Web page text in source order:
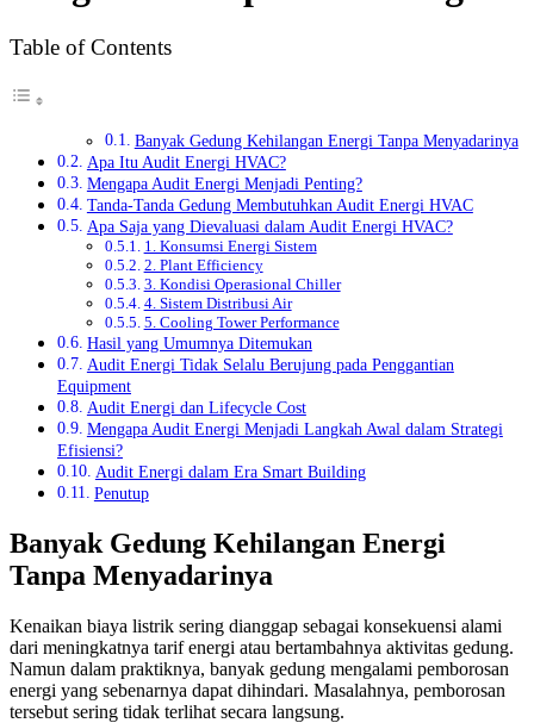
Table of Contents
Banyak Gedung Kehilangan Energi Tanpa Menyadarinya
Apa Itu Audit Energi HVAC?
Mengapa Audit Energi Menjadi Penting?
Tanda-Tanda Gedung Membutuhkan Audit Energi HVAC
Apa Saja yang Dievaluasi dalam Audit Energi HVAC?
1. Konsumsi Energi Sistem
2. Plant Efficiency
3. Kondisi Operasional Chiller
4. Sistem Distribusi Air
5. Cooling Tower Performance
Hasil yang Umumnya Ditemukan
Audit Energi Tidak Selalu Berujung pada Penggantian
Equipment
Audit Energi dan Lifecycle Cost
Mengapa Audit Energi Menjadi Langkah Awal dalam Strategi
Efisiensi?
Audit Energi dalam Era Smart Building
Penutup
Banyak Gedung Kehilangan Energi
Tanpa Menyadarinya
Kenaikan biaya listrik sering dianggap sebagai konsekuensi alami
dari meningkatnya tarif energi atau bertambahnya aktivitas gedung.
Namun dalam praktiknya, banyak gedung mengalami pemborosan
energi yang sebenarnya dapat dihindari. Masalahnya, pemborosan
tersebut sering tidak terlihat secara langsung.